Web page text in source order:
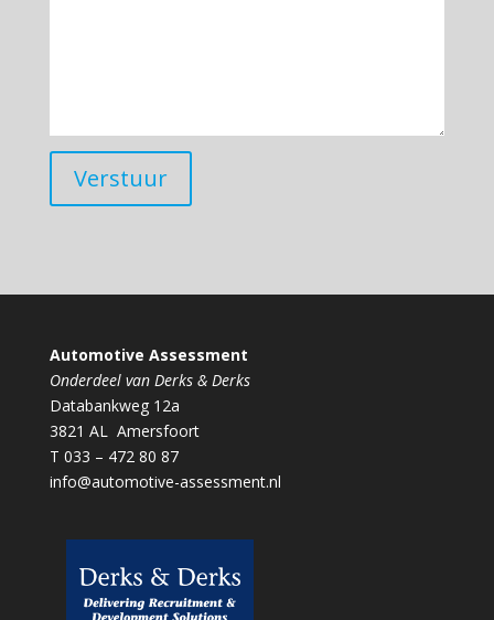
Automotive Assessment
Onderdeel van Derks & Derks
Databankweg 12a
3821 AL Amersfoort
T 033 – 472 80 87
info@automotive-assessment.nl